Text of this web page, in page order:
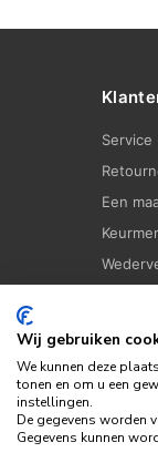
Service
Een
Wij gebruiken
We kunnen deze
tonen en om u een
instellingen.
De gegevens worden
Gegevens kunnen